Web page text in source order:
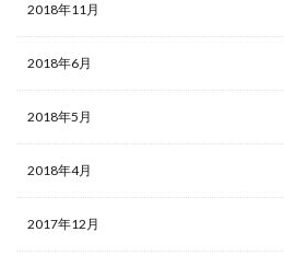
2018年11月
2018年6月
2018年5月
2018年4月
2017年12月